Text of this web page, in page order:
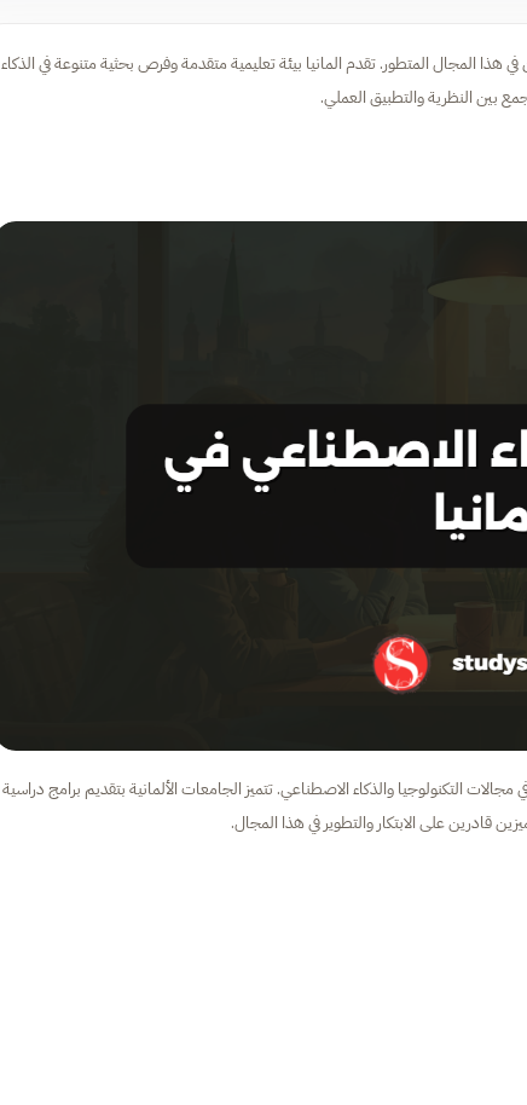
هذا المجال المتطور. تقدم المانيا بيئة تعليمية متقدمة وفرص بحثية متنوعة في الذكاء
بين النظرية والتطبيق العملي.
التكنولوجيا والذكاء الاصطناعي. تتميز الجامعات الألمانية بتقديم برامج دراسية
قادرين على الابتكار والتطوير في هذا المجال.